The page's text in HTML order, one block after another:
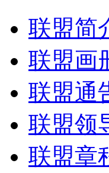
联盟简
联盟画
联盟通
联盟领
联盟章